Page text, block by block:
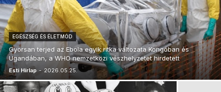
EGÉSZSÉG ÉS ÉLETMÓD
Gyorsan terjed az Ebola egyik ritka változata Kongóban és
Ugandában, a WHO nemzetközi vészhelyzetet hirdetett
Esti Hírlap - 2026.05.25.